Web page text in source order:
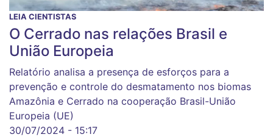
LEIA CIENTISTAS
O Cerrado nas relações Brasil e
União Europeia
Relatório analisa a presença de esforços para a
prevenção e controle do desmatamento nos biomas
Amazônia e Cerrado na cooperação Brasil-União
Europeia (UE)
30/07/2024 - 15:17